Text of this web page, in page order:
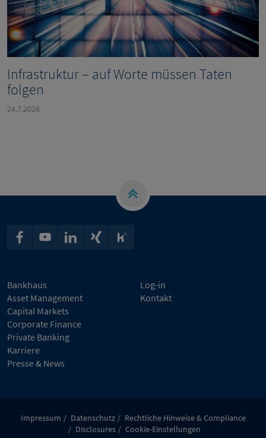
Infrastruktur – auf Worte müssen Taten
folgen
24.7.2026
Bankhaus
Asset Management
Capital Markets
Corporate Finance
Private Banking
Karriere
Presse & News
Log-in
Kontakt
Impressum Datenschutz
Rechtliche Hinweise & Compliance
Disclosures
Cookie-Einstellungen